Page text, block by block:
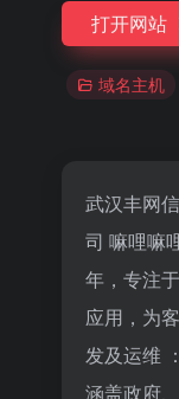
打开网站
域名主机
武汉丰网
司 嘛哩嘛
年，专注
应用，为
发及运维
涵盖政府